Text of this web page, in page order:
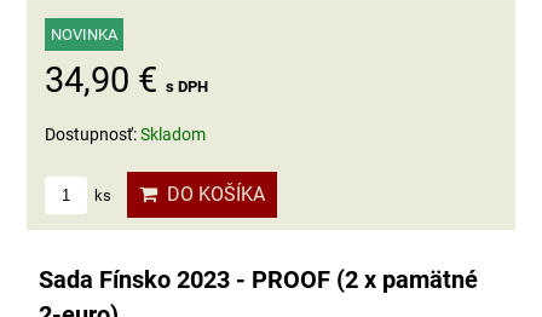
NOVINKA
34,90 € s DPH
Dostupnosť:Skladom
ks DO KOŠÍKA
Sada Fínsko 2023 - PROOF (2 x pamätné